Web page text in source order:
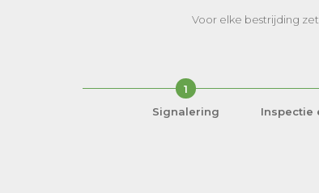
Voor elke bestrijding
1
Signalering
Inspectie